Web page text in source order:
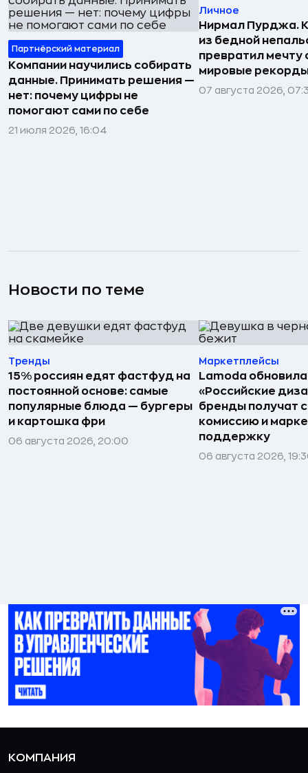
Партнёрский материал
Компании научились собирать
данные. Принимать решения —
нет: почему цифры не
помогают сами по себе
21 июля 2026, 16:04
Личное
Нирмал Пурджа.
из бедной
превратил мечту
мировые рекорды
07 августа 2026,
Новости по теме
Тренды
15% россиян едят фастфуд на
постоянной основе: самые
популярные блюда — бургеры
и картошка фри
06 августа 2026, 20:00
Маркетплейсы
Lamoda
«Российские
бренды получат
комиссию и
поддержку
06 августа 2026,
КОМПАНИЯ